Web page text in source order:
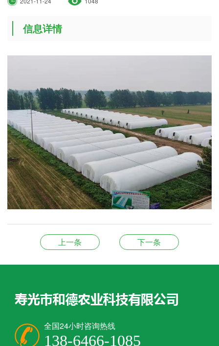
信息详情
上一条 下一条
全国24小时咨询热线
138-6466-1085